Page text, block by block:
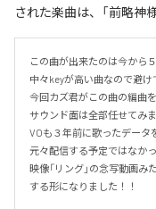
された楽曲は、「前略神
この曲が出来たのは今から
中々keyが高い曲なので避け
今回カズ君がこの曲の編曲
サウンド面は全部任せてみま
VOも３年前に歌ったデータ
元々配信する予定ではなか
映像「リング」の念写動画
する形になりました！！